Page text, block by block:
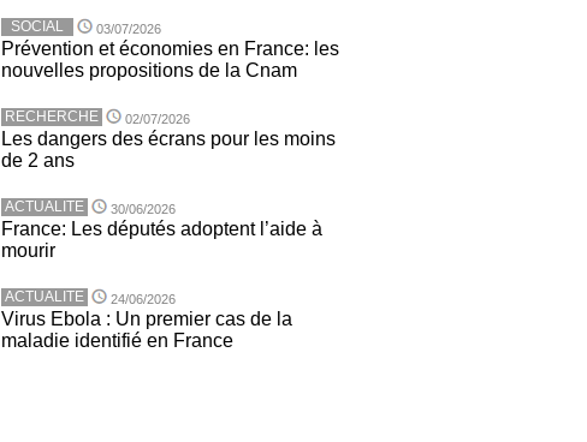
SOCIAL 03/07/2026
Prévention et économies en France: les
nouvelles propositions de la Cnam
RECHERCHE 02/07/2026
Les dangers des écrans pour les moins
de 2 ans
ACTUALITE 30/06/2026
France: Les députés adoptent l’aide à
mourir
ACTUALITE 24/06/2026
Virus Ebola : Un premier cas de la
maladie identifié en France